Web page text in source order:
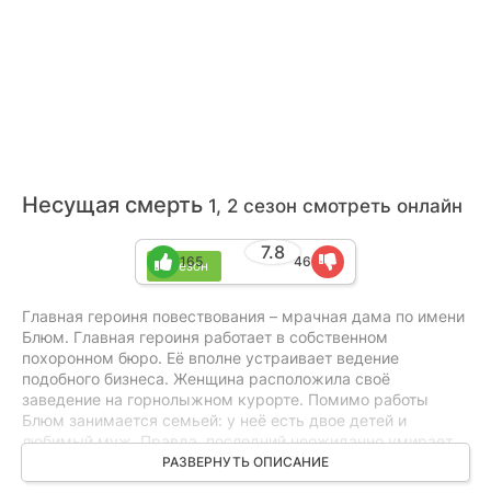
Несущая смерть 1, 2 сезон смотреть онлайн
2 сезон
7.8
165 46
Главная героиня повествования – мрачная дама по имени
Блюм. Главная героиня работает в собственном
похоронном бюро. Её вполне устраивает ведение
подобного бизнеса. Женщина расположила своё
заведение на горнолыжном курорте. Помимо работы
Блюм занимается семьей: у неё есть двое детей и
любимый муж. Правда, последний неожиданно умирает,
что приводит жизнь женщины к какому-то хаотичному
кошмару. Привычный устой переворачивает жизнь с ног
РАЗВЕРНУТЬ ОПИСАНИЕ